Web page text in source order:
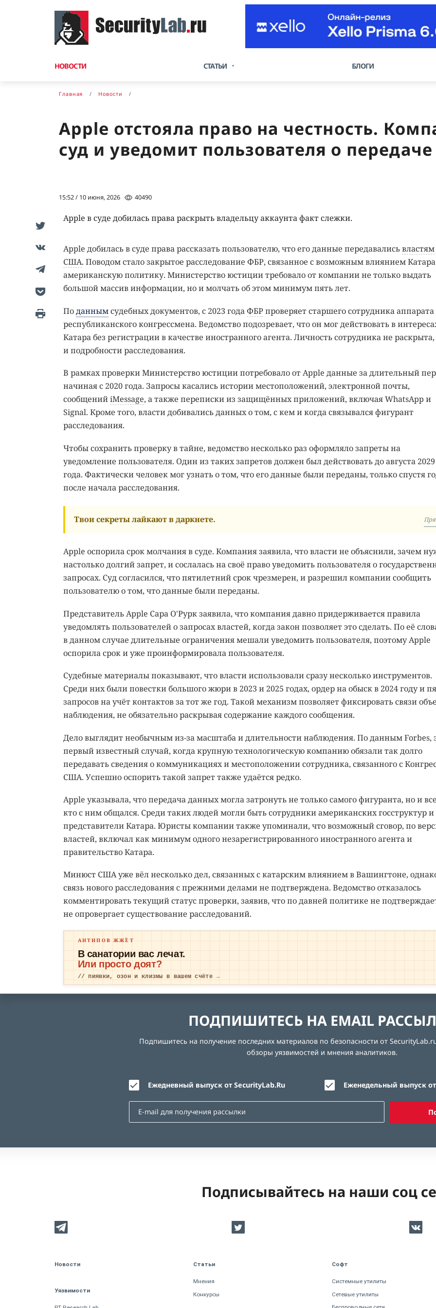
НОВОСТИ СТАТЬИ БЛОГИ
Главная Новости
Apple отстояла право на честность.
суд и уведомит пользователя о
15:52 / 10 июня, 2026 40490
Apple в суде добилась права раскрыть владельцу аккаунта факт слежки.
Apple добилась в суде права рассказать пользователю, что его данные передавалисьвластям
США. Поводом стало закрытое расследование ФБР, связанное с возможным влиянием
американскую политику. Министерство юстиции требовало от компании не только выдать
большой массив информации, но и молчать об этом минимум пять лет.
Поданнымсудебных документов, с 2023 годаФБРпроверяет старшего сотрудника аппарата
республиканского конгрессмена. Ведомство подозревает, что он мог действовать в
Катара без регистрации в качестве иностранного агента. Личность сотрудника не
и подробности расследования.
В рамках проверки Министерство юстиции потребовало от Apple данные за длительный
начиная с 2020 года. Запросы касались истории местоположений, электронной почты,
сообщенийiMessage, а также переписки из защищённых приложений, включая WhatsApp и
Signal. Кроме того, власти добивались данных о том, с кем и когда связывался фигурант
расследования.
Чтобы сохранить проверку в тайне, ведомство несколько раз оформляло запреты на
уведомление пользователя. Один из таких запретов должен был действовать до августа 2029
года. Фактически человек мог узнать о том, что его данные были переданы, только спустя
после начала расследования.
Твои секреты лайкают в даркнете.
Apple оспорила срок молчания в суде. Компания заявила, что власти не объяснили, зачем
настолько долгий запрет, и сослалась на своё право уведомить пользователя о
запросах. Суд согласился, что пятилетний срок чрезмерен, и разрешил компании сообщить
пользователю о том, что данные были переданы.
Представитель Apple Сара О'Рурк заявила, что компания давно придерживается правила
уведомлять пользователей о запросах властей, когда закон позволяет это сделать. По её
в данном случае длительные ограничения мешали уведомить пользователя, поэтому Apple
оспорила срок и уже проинформировала пользователя.
Судебные материалы показывают, что власти использовали сразу несколько инструментов.
Среди них были повестки большого жюри в 2023 и 2025 годах, ордер на обыск в 2024 году и
запросов на учёт контактов за тот же год. Такой механизм позволяет фиксировать связи
наблюдения, не обязательно раскрывая содержание каждого сообщения.
Дело выглядит необычным из-за масштаба и длительности наблюдения. По данным Forbes,
первый известный случай, когда крупную технологическую компанию обязали так долго
передавать сведения о коммуникациях и местоположении сотрудника, связанного с
США. Успешно оспорить такой запрет также удаётся редко.
Apple указывала, что передача данных могла затронуть не только самого фигуранта, но и
кто с ним общался. Среди таких людей могли быть сотрудники американских госструктур и
представители Катара. Юристы компании также упоминали, что возможный сговор, по
властей, включал как минимум одного незарегистрированного иностранного агента и
правительство Катара.
Минюст США уже вёл несколько дел, связанных с катарским влиянием в Вашингтоне,
связь нового расследования с прежними делами не подтверждена. Ведомство отказалось
комментировать текущий статус проверки, заявив, что по давней политике не
не опровергает существование расследований.
АНТИПОВ ЖЖЁТ
В санатории вас лечат.
Или просто доят?
// пиявки, озон и клизмы в вашем счёте →
ПОДПИШИТЕСЬ НА EMAIL
Подпишитесь на получение последних материалов по безопасности от
обзоры уязвимостей и мнения аналитиков.
Ежедневный выпуск от SecurityLab.Ru Еженедельный выпуск
Подписывайтесь на наши соц
Новости
Уязвимости
Статьи
Мнения
Конкурсы
Софт
Системные утилиты
Сетевые утилиты